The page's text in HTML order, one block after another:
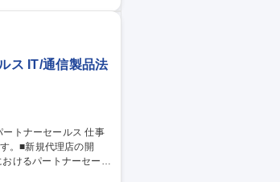
ス IT/通信製品法
。■新規代理店の開
通じ協業関係を強化